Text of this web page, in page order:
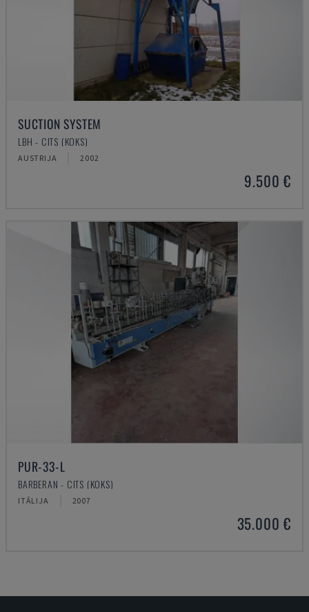
SUCTION SYSTEM
LBH - CITS (KOKS)
AUSTRIJA 2002
9.500 €
PUR-33-L
BARBERAN - CITS (KOKS)
ITĀLIJA 2007
35.000 €